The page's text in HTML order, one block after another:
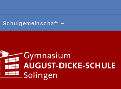
Schulgemeinschaft –